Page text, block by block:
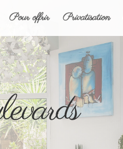
Pour offrir Privatisation